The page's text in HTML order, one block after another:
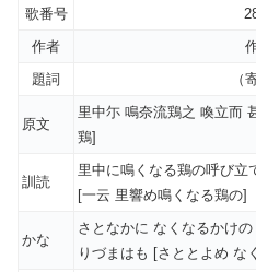
歌番号
作者
題詞
（
原文
里中尓 鳴奈流鶏之 喚立而
鶏]
訓読
里中に鳴くなる鶏の呼び立
[一云 里響め鳴くなる鶏の]
かな
さとなかに なくなるかけ
りづまはも [さととよめ な